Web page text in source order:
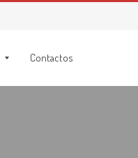
Contactos